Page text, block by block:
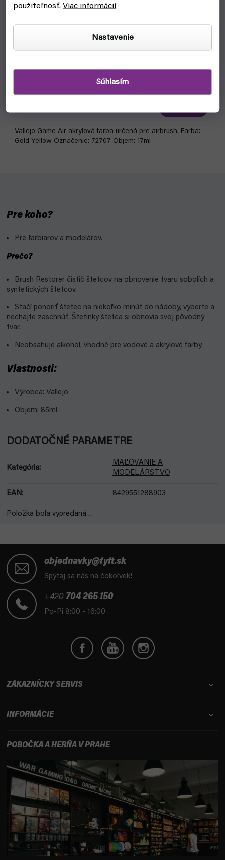
použiteľnosť.Viac informácií
Nastavenie
Súhlasím
Vallejo Game Air akrylová farba určená pre airbrush. Farba:
Gold Yellow Označenie: 72707 Objem: 17ml
Pre koho?
Pre farbiarov a modelárov.
Prečo?
Brush Restorer čistič štetcov na obnovenie tvaru sobolích a
syntetických štetcov.
Stačí ponoriť štetec na niekoľko minút do nádoby, vyberte a
nechajte zaschnúť. Štetinky štetca si obnovia svoj pôvodný
tvar.
Neobsahuje alkohol, vhodné pre vodové a akrylové farby.
Vlastnosti:
Výrobca: Vallejo
Objem: 85ml
DODATOČNÉ PARAMETRE
Kategória:
MAĽOVANIE A
MODELÁRSTVO
EAN: 8429551288903
Položka bola vypredaná…
objednavky@fyft.sk
Spýtaj sa nás na čokoľvek!
+420 704 265 150
Po-Pi 8:00 - 16:00
ZÁKAZNÍCKY SERVIS
INFORMÁCIE
POBOČKA A HERŇA V PRAHE